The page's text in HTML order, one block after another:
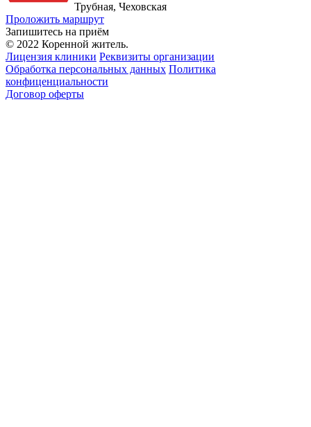
Трубная, Чеховская
Проложить маршрут
Запишитесь на приём
© 2022 Коренной житель.
Лицензия клиники Реквизиты организации
Обработка персональных данных Политика
конфиценциальности
Договор оферты